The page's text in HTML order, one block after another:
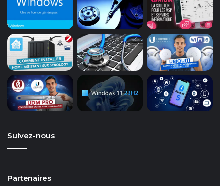
Suivez-nous
Partenaires